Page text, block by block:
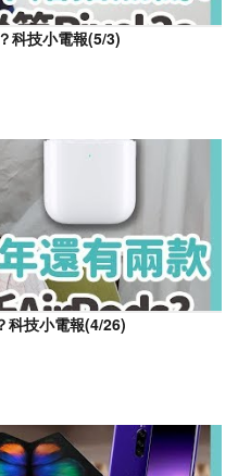
科技小電報(5/3)
科技小電報(4/26)